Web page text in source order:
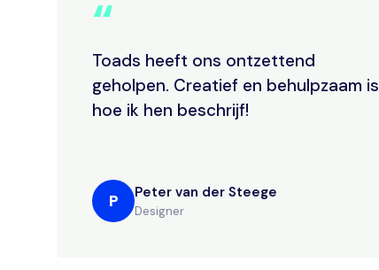
“
Toads heeft ons ontzettend
geholpen. Creatief en behulpzaam is
hoe ik hen beschrijf!
P Peter van der Steege
Designer